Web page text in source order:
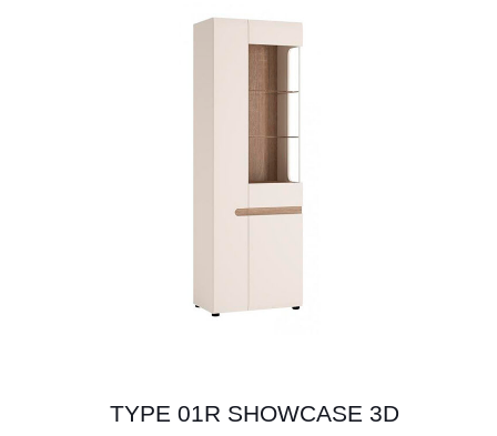
TYPE 01R SHOWCASE 3D